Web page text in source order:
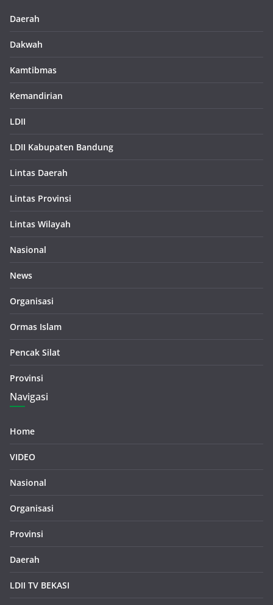
Daerah
Dakwah
Kamtibmas
Kemandirian
LDII
LDII Kabupaten Bandung
Lintas Daerah
Lintas Provinsi
Lintas Wilayah
Nasional
News
Organisasi
Ormas Islam
Pencak Silat
Provinsi
Navigasi
Home
VIDEO
Nasional
Organisasi
Provinsi
Daerah
LDII TV BEKASI